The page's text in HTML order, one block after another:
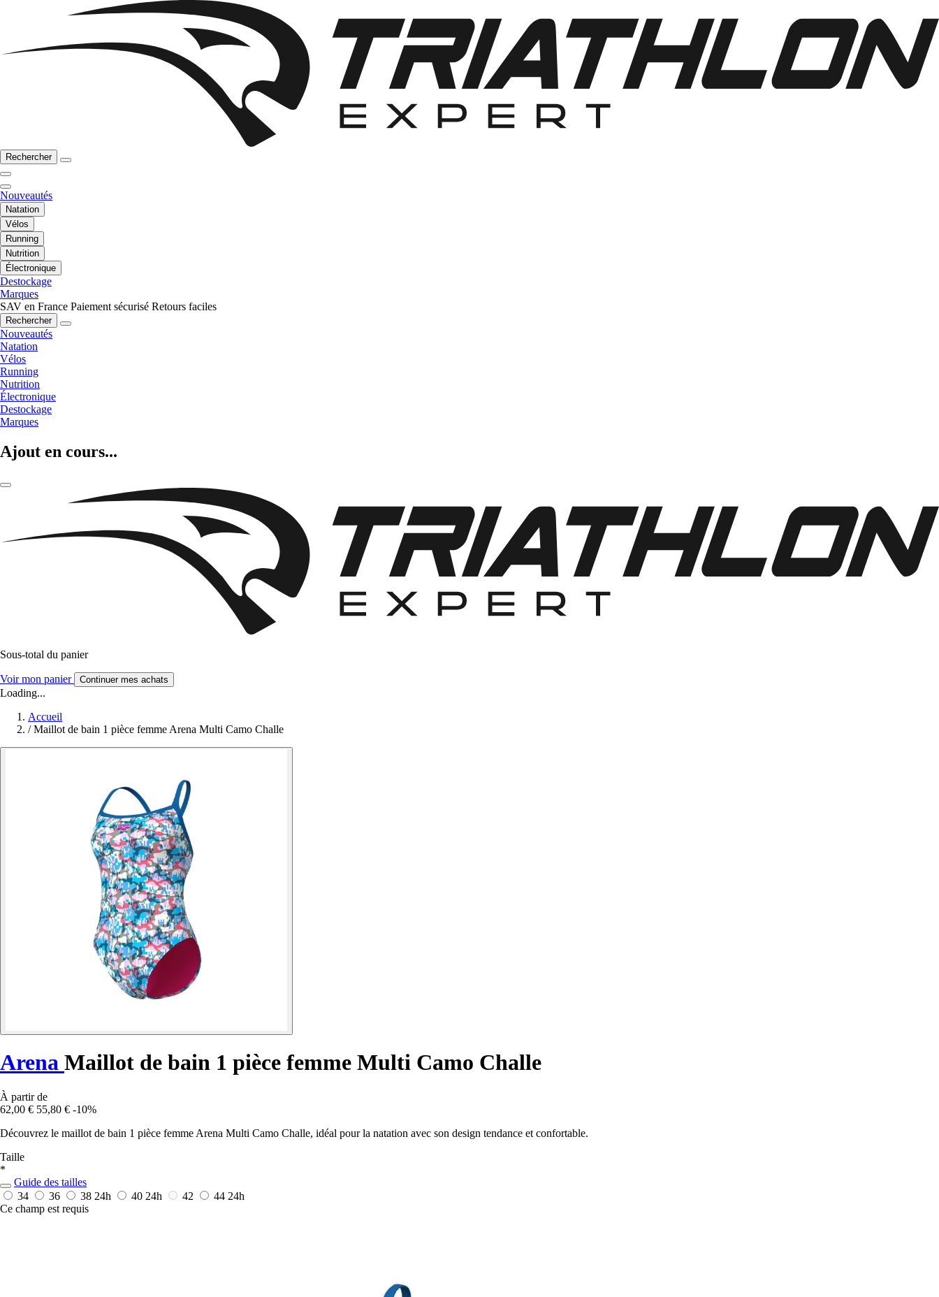
Rechercher
Nouveautés
Natation
Vélos
Running
Nutrition
Électronique
Destockage
Marques
SAV en France Paiement sécurisé Retours faciles
Rechercher
Nouveautés
Natation
Vélos
Running
Nutrition
Électronique
Destockage
Marques
Ajout en cours...
Sous-total du panier
Voir mon panier Continuer mes achats
Loading...
Accueil
/ Maillot de bain 1 pièce femme Arena Multi Camo Challe
Arena Maillot de bain 1 pièce femme Multi Camo Challe
À partir de
62,00 € 55,80 € -10%
Découvrez le maillot de bain 1 pièce femme Arena Multi Camo Challe, idéal pour la natation avec son design tendance et confortable.
Taille
*
Guide des tailles
34
36 38 24h 40 24h 42 44 24h
Ce champ est requis